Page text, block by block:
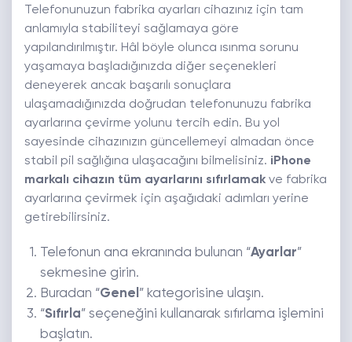
Telefonunuzun fabrika ayarları cihazınız için tam
anlamıyla stabiliteyi sağlamaya göre
yapılandırılmıştır. Hâl böyle olunca ısınma sorunu
yaşamaya başladığınızda diğer seçenekleri
deneyerek ancak başarılı sonuçlara
ulaşamadığınızda doğrudan telefonunuzu fabrika
ayarlarına çevirme yolunu tercih edin. Bu yol
sayesinde cihazınızın güncellemeyi almadan önce
stabil pil sağlığına ulaşacağını bilmelisiniz. iPhone
markalı cihazın tüm ayarlarını sıfırlamak ve fabrika
ayarlarına çevirmek için aşağıdaki adımları yerine
getirebilirsiniz.
Telefonun ana ekranında bulunan “Ayarlar”
sekmesine girin.
Buradan “Genel ” kategorisine ulaşın.
“Sıfırla” seçeneğini kullanarak sıfırlama işlemini
başlatın.